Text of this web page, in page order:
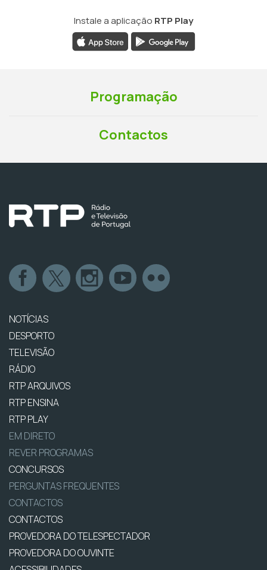
Instale a aplicação RTP Play
Programação
Contactos
NOTÍCIAS
DESPORTO
TELEVISÃO
RÁDIO
RTP ARQUIVOS
RTP ENSINA
RTP PLAY
EM DIRETO
REVER PROGRAMAS
CONCURSOS
PERGUNTAS FREQUENTES
CONTACTOS
CONTACTOS
PROVEDORA DO TELESPECTADOR
PROVEDORA DO OUVINTE